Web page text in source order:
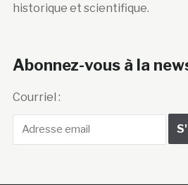
historique et scientifique.
Abonnez-vous à la
Courriel :